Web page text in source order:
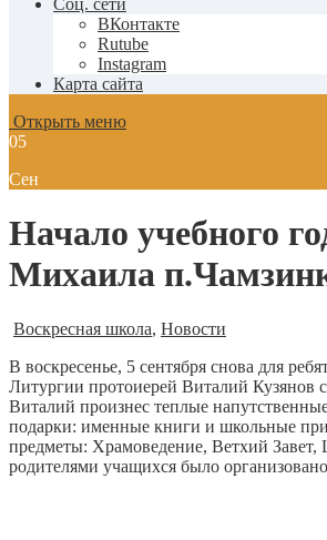
Соц. сети
ВКонтакте
Rutube
Instagram
Карта сайта
Открыть меню
05
Сен
Начало учебного
Михаила
Воскресная школа, Новости
В воскресенье, 5 сентября снова для
Литургии протоиерей Виталий Кузянов
Виталий произнес теплые
подарки: именные книги и школьные
предметы: Храмоведение, Ветхий Завет,
родителями учащихся было